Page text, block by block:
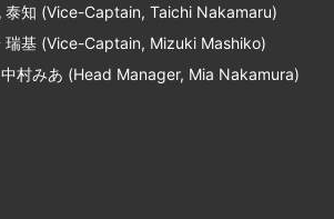
泰知 (Vice-Captain, Taichi Nakamaru)
瑞基 (Vice-Captain, Mizuki Mashiko)
村みあ (Head Manager, Mia Nakamura)